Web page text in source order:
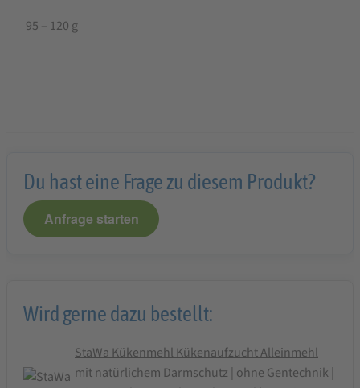
95 – 120 g
Du hast eine Frage zu diesem Produkt?
Anfrage starten
Wird gerne dazu bestellt:
StaWa Kükenmehl Kükenaufzucht Alleinmehl
mit natürlichem Darmschutz | ohne Gentechnik |